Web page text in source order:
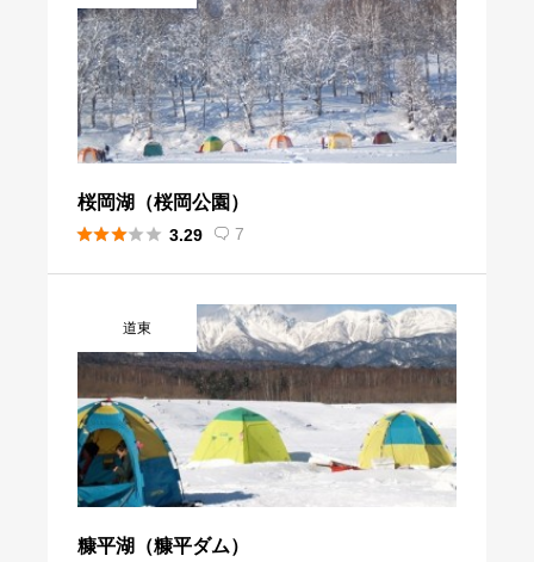
桜岡湖（桜岡公園）
 3.29  7
道東
糠平湖（糠平ダム）